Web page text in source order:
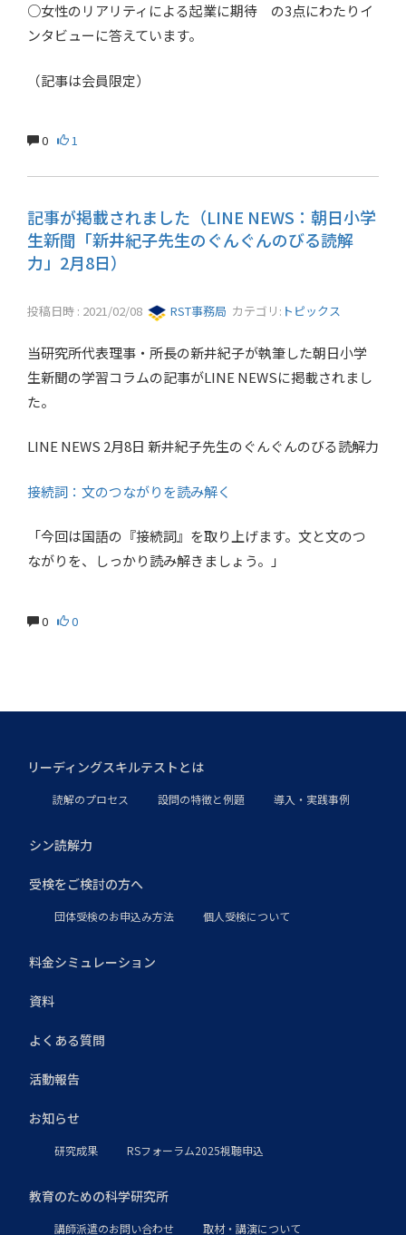
○女性のリアリティによる起業に期待 の3点にわたりイ
ンタビューに答えています。
（記事は会員限定）
0 1
記事が掲載されました（LINE NEWS：朝日小学
生新聞「新井紀子先生のぐんぐんのびる読解
力」2月8日）
投稿日時 : 2021/02/08 RST事務局 カテゴリ: トピックス
当研究所代表理事・所長の新井紀子が執筆した朝日小学
生新聞の学習コラムの記事がLINE NEWSに掲載されまし
た。
LINE NEWS 2月8日 新井紀子先生のぐんぐんのびる読解力
接続詞：文のつながりを読み解く
「今回は国語の『接続詞』を取り上げます。文と文のつ
ながりを、しっかり読み解きましょう。」
0 0
リーディングスキルテストとは
読解のプロセス 設問の特徴と例題 導入・実践事例
シン読解力
受検をご検討の方へ
団体受検のお申込み方法 個人受検について
料金シミュレーション
資料
よくある質問
活動報告
お知らせ
研究成果 RSフォーラム2025視聴申込
教育のための科学研究所
講師派遣のお問い合わせ 取材・講演について